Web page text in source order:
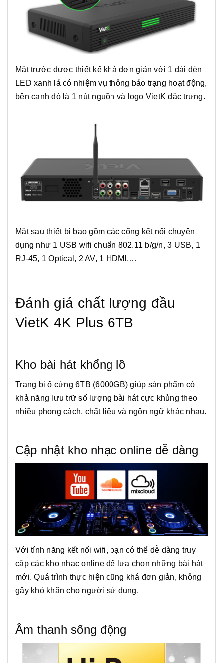
Mặt trước được thiết kế khá đơn giản với 1 dải đèn
LED xanh lá có nhiệm vụ thông báo trạng hoạt động,
bên cạnh đó là 1 nút nguồn và logo VietK đặc trưng.
Mặt sau thiết bị bao gồm các cổng kết nối chuyên
dụng như 1 USB wifi chuẩn 802.11 b/g/n, 3 USB, 1
RJ-45, 1 Optical, 2 AV, 1 HDMI,…
Đánh giá chất lượng đầu
VietK 4K Plus 6TB
Kho bài hát khổng lồ
Trang bị ổ cứng 6TB (6000GB) giúp sản phẩm có
khả năng lưu trữ số lượng bài hát cực khủng theo
nhiều phong cách, chất liệu và ngôn ngữ khác nhau.
Cập nhật kho nhạc online dễ dàng
Với tính năng kết nối wifi, bạn có thể dễ dàng truy
cập các kho nhạc online để lựa chọn những bài hát
mới. Quá trình thực hiện cũng khá đơn giản, không
gây khó khăn cho người sử dụng.
Âm thanh sống động